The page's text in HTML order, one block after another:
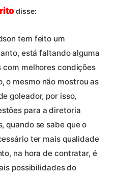
disse:
tem feito um
está faltando alguma
com melhores condições
o mesmo não mostrou as
goleador, por isso,
para a diretoria
quando se sabe que o
ter mais qualidade
na hora de contratar, é
possibilidades do